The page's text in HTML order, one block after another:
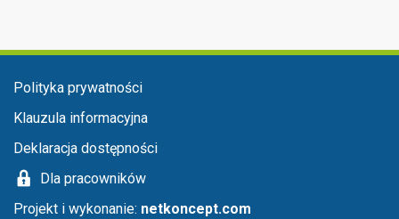
Menu stopka
Polityka prywatności
Klauzula informacyjna
Deklaracja dostępności
Dla pracowników
Projekt i wykonanie: netkoncept.com